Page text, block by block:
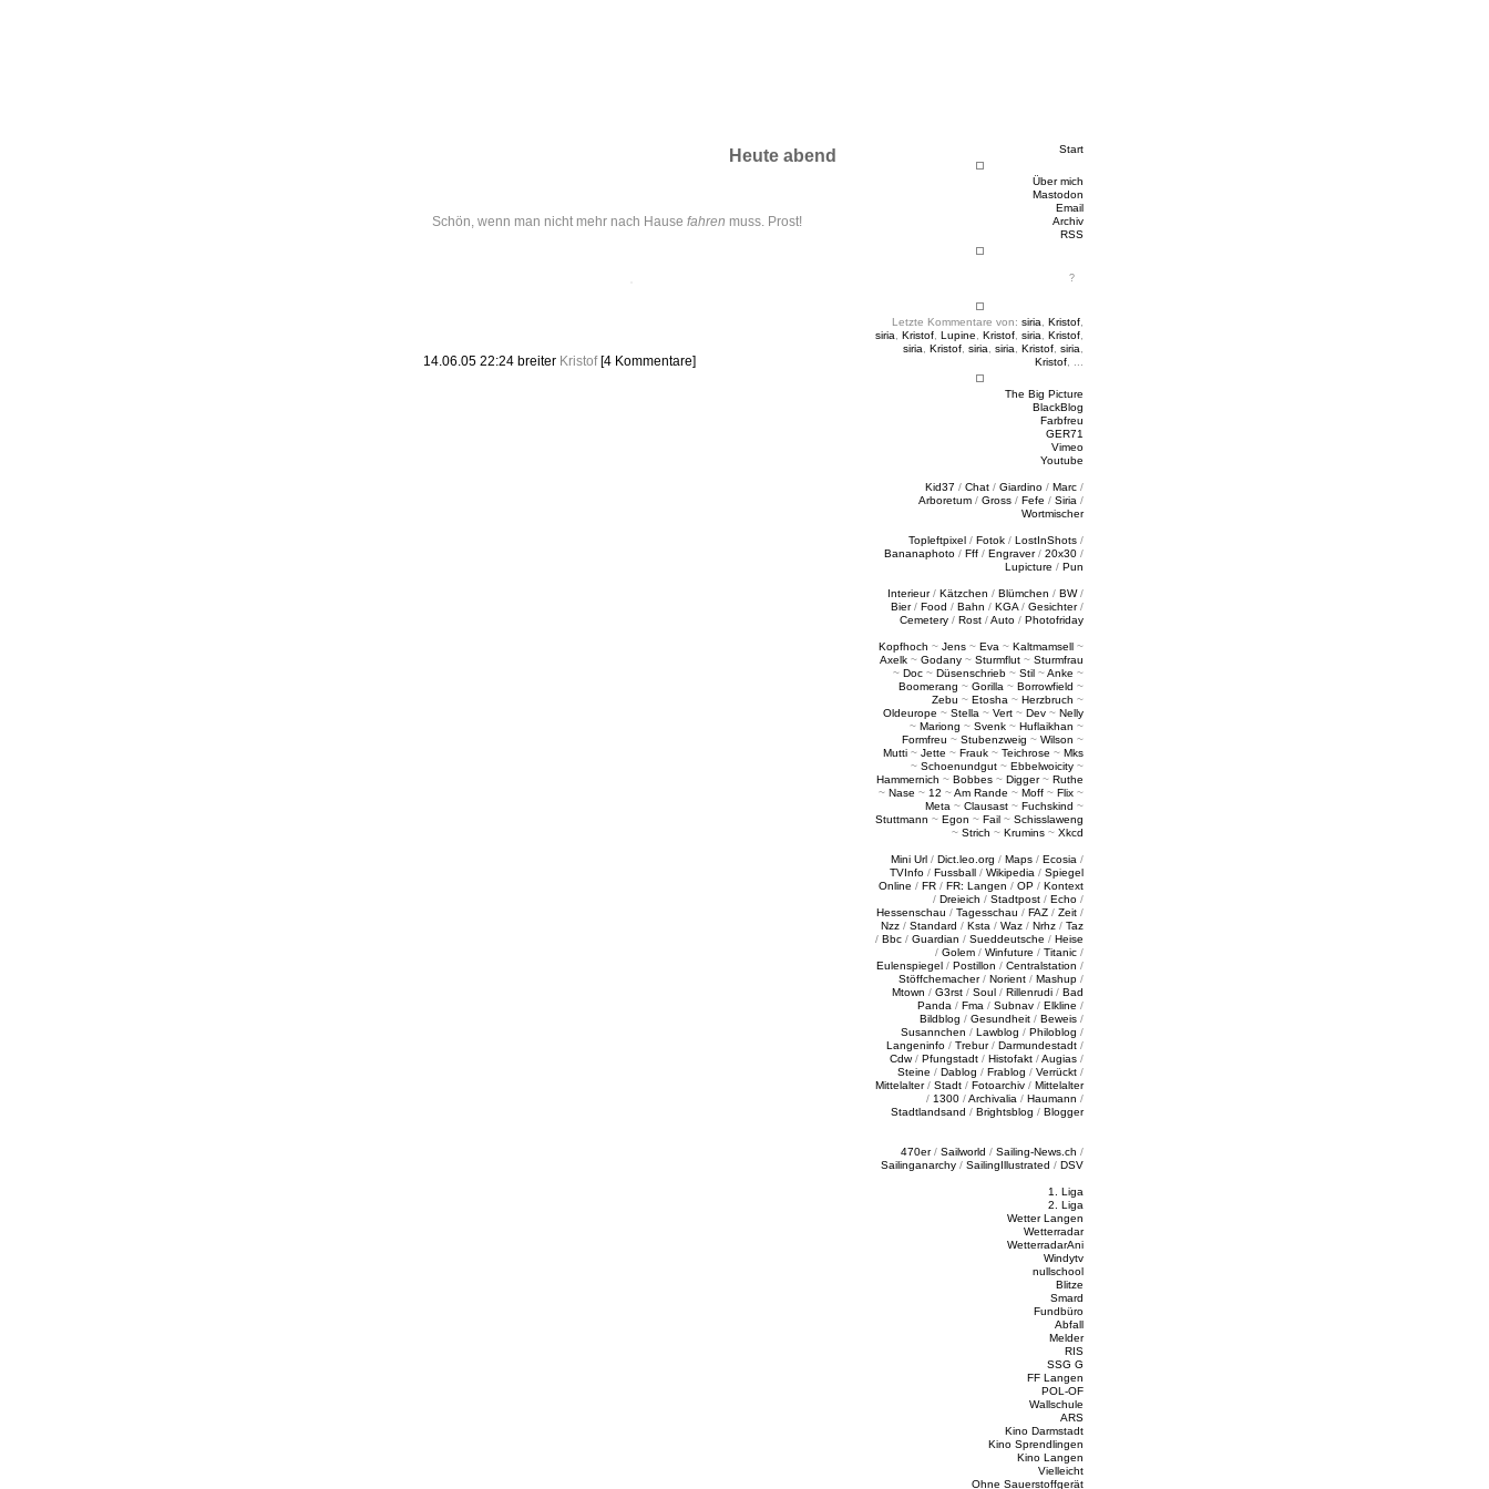
Start
Über mich
Mastodon
Email
Archiv
RSS
Letzte Kommentare von: siria Kristof
siria
Kristof Lupine Kristof siria Kristof
siria
Kristof siria siria Kristof siria
Kristof
The Big Picture
BlackBlog
Farbfreu
GER71
Vimeo
Youtube
Kid37 / Chat / Giardino / Marc /
Arboretum / Gross / Fefe / Siria /
Wortmischer
Topleftpixel / Fotok / LostInShots /
Bananaphoto / Fff / Engraver/ 20x30 /
Lupicture / Pun
Interieur/ Kätzchen / Blümchen / BW/
Bier/ Food / Bahn / KGA / Gesichter/
Cemetery / Rost /Auto / Photofriday
Kopfhoch ~ Jens ~ Eva ~ Kaltmamsell ~
Axelk ~ Godany ~ Sturmflut ~ Sturmfrau
~ Doc ~ Düsenschrieb ~ Stil ~Anke ~
Boomerang ~ Gorilla ~ Borrowfield ~
Zebu ~ Etosha ~ Herzbruch ~
Oldeurope ~ Stella ~ Vert ~ Dev ~ Nelly
~ Mariong ~ Svenk ~ Huflaikhan ~
Formfreu ~ Stubenzweig ~ Wilson ~
Mutti ~ Jette ~ Frauk ~ Teichrose ~ Mks
~ Schoenundgut ~ Ebbelwoicity ~
Hammernich ~ Bobbes ~ Digger~ Ruthe
~ Nase ~ 12 ~Am Rande ~ Moff ~ Flix ~
Meta ~ Clausast ~ Fuchskind ~
Stuttmann ~ Egon ~ Fail ~ Schisslaweng
~ Strich ~ Krumins ~ Xkcd
Mini Url / Dict.leo.org / Maps / Ecosia /
TVInfo / Fussball / Wikipedia / Spiegel
Online / FR / FR: Langen / OP / Kontext
/ Dreieich / Stadtpost / Echo /
Hessenschau / Tagesschau / FAZ / Zeit /
Nzz / Standard / Ksta / Waz / Nrhz / Taz
/ Bbc / Guardian / Sueddeutsche / Heise
/ Golem / Winfuture / Titanic /
Eulenspiegel / Postillon / Centralstation /
Stöffchemacher/ Norient / Mashup /
Mtown / G3rst / Soul / Rillenrudi / Bad
Panda / Fma / Subnav / Elkline /
Bildblog / Gesundheit / Beweis /
Susannchen / Lawblog / Philoblog /
Langeninfo / Trebur/ Darmundestadt /
Cdw/ Pfungstadt / Histofakt /Augias /
Steine / Dablog / Frablog / Verrückt /
Mittelalter/ Stadt / Fotoarchiv / Mittelalter
/ 1300 /Archivalia / Haumann /
Stadtlandsand / Brightsblog / Blogger
470er/ Sailworld / Sailing-News.ch /
Sailinganarchy / SailingIllustrated / DSV
1. Liga
2. Liga
Wetter Langen
Wetterradar
WetterradarAni
Windytv
nullschool
Blitze
Smard
Fundbüro
Abfall
Melder
RIS
SSG G
FF Langen
POL-OF
Wallschule
ARS
Kino Darmstadt
Kino Sprendlingen
Kino Langen
Vielleicht
Ohne Sauerstoffgerät
Heute abend
Schön, wenn man nicht mehr nach Hause fahren muss. Prost!
14.06.05 22:24 breiter Kristof [4 Kommentare]